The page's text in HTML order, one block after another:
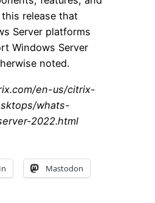
release that
Server platforms
Windows Server
noted.
en-us/citrix-
whats-
2022.html
Mastodon